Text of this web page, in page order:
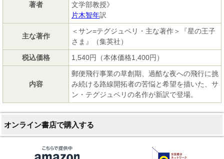
著者
文学部教授》
片木智年訳
主な著作
＜サン=テグジュペリ・主な著作＞『星の王子
さま』（集英社）
税込価格
1,540円（本体価格1,400円）
内容
郵便飛行事業の草創期、過酷な夜への飛行に挑
み続ける路線開拓者の苦悩と希望を描いた、サ
ン・テグジュペリの名作が新訳で登場。
オンライン書店で購入する